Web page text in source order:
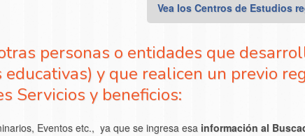
Vea los Centros de Estudios
personas o entidades que
y que realicen un previo
Servicios y beneficios:
Eventos etc., ya que se ingresa esa información al